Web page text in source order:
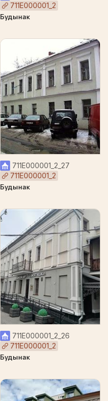
711Е000001_2
Будынак
711Е000001_2_27
711Е000001_2
Будынак
711Е000001_2_26
711Е000001_2
Будынак